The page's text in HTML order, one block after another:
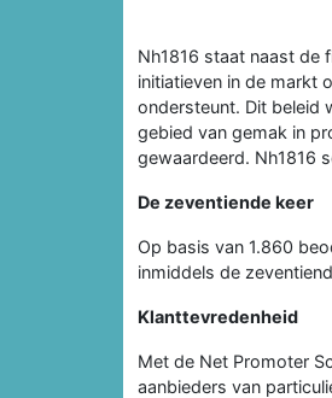
Nh1816 staat naast de
initiatieven in de markt
ondersteunt. Dit beleid
gebied van gemak in
gewaardeerd. Nh1816
De zeventiende keer
Op basis van 1.860
inmiddels de
Klanttevredenheid
Met de Net Promoter
aanbieders van